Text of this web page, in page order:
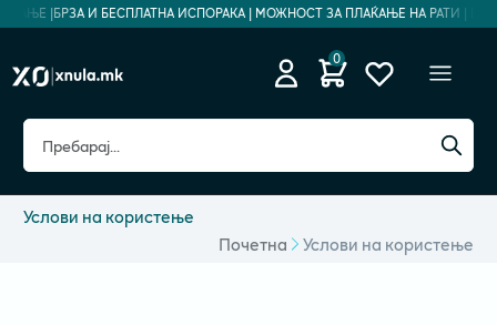
БРЗА И БЕСПЛАТНА ИСПОРАКА | МОЖНОСТ ЗА ПЛАЌАЊЕ НА РАТИ |
0
Услови на користење
Почетна
Услови на користење